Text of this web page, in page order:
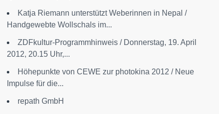
Katja Riemann unterstützt Weberinnen in Nepal /
Handgewebte Wollschals im...
ZDFkultur-Programmhinweis / Donnerstag, 19. April
2012, 20.15 Uhr,...
Höhepunkte von CEWE zur photokina 2012 / Neue
Impulse für die...
repath GmbH